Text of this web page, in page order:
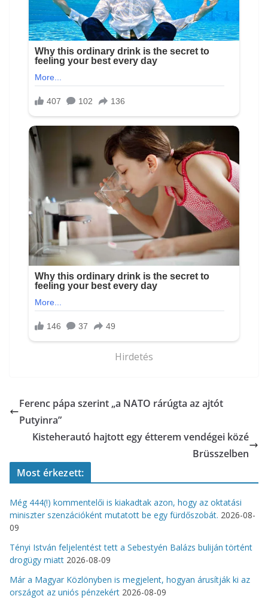
Hirdetés
Ferenc pápa szerint „a NATO rárúgta az ajtót
Putyinra”
Kisteherautó hajtott egy étterem vendégei közé
Brüsszelben
Most érkezett:
Még 444(!) kommentelői is kiakadtak azon, hogy az oktatási
miniszter szenzációként mutatott be egy fürdőszobát. 2026-08-
09
Tényi István feljelentést tett a Sebestyén Balázs buliján történt
drogügy miatt 2026-08-09
Már a Magyar Közlönyben is megjelent, hogyan árusítják ki az
országot az uniós pénzekért 2026-08-09